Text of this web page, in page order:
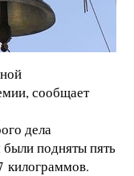
сообщает
дела
подняты пять
килограммов.